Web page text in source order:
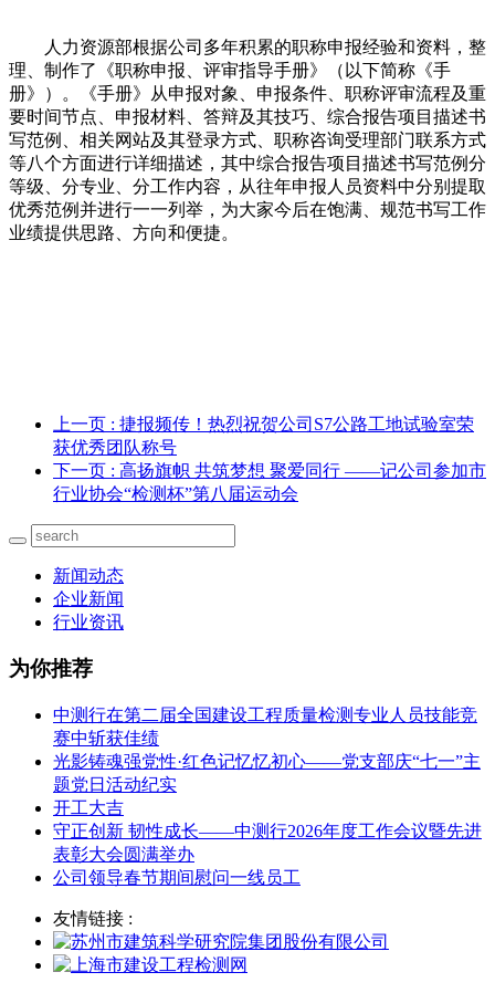
人力资源部根据公司多年积累的职称申报经验和资料，整
理、制作了《职称申报、评审指导手册》（以下简称《手
册》）。《手册》从申报对象、申报条件、职称评审流程及重
要时间节点、申报材料、答辩及其技巧、综合报告项目描述书
写范例、相关网站及其登录方式、职称咨询受理部门联系方式
等八个方面进行详细描述，其中综合报告项目描述书写范例分
等级、分专业、分工作内容，从往年申报人员资料中分别提取
优秀范例并进行一一列举，为大家今后在饱满、规范书写工作
业绩提供思路、方向和便捷。
上一页 : 捷报频传！热烈祝贺公司S7公路工地试验室荣
获优秀团队称号
下一页 : 高扬旗帜 共筑梦想 聚爱同行 ——记公司参加市
行业协会“检测杯”第八届运动会
新闻动态
企业新闻
行业资讯
为你推荐
中测行在第二届全国建设工程质量检测专业人员技能竞
赛中斩获佳绩
光影铸魂强党性·红色记忆忆初心——党支部庆“七一”主
题党日活动纪实
开工大吉
守正创新 韧性成长——中测行2026年度工作会议暨先进
表彰大会圆满举办
公司领导春节期间慰问一线员工
友情链接 :